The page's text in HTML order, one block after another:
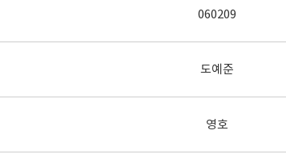
060209
도예준
영호